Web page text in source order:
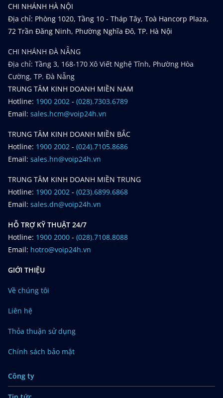
CHI NHÁNH HÀ NỘI
Địa chỉ: Phòng 1020, Tầng 10 - Tháp Tây, Toà Hancorp Plaza,
72 Trần Đăng Ninh, Phường Nghĩa Đô, TP. Hà Nội
CHI NHÁNH ĐÀ NẴNG
Địa chỉ: Tầng 3, 168-170 Xô Viết Nghệ Tĩnh, Phường Hòa
Cường, TP. Đà Nẵng
TRUNG TÂM KINH DOANH MIỀN NAM
Hotline: 1900 2002 - (028).7303.6789
Email: sales.hcm@voip24h.vn
TRUNG TÂM KINH DOANH MIỀN BẮC
Hotline: 1900 2002 - (024).7105.8686
Email: sales.hn@voip24h.vn
TRUNG TÂM KINH DOANH MIỀN TRUNG
Hotline: 1900 2002 - (023).6899.6868
Email: sales.dn@voip24h.vn
HỖ TRỢ KỸ THUẬT 24/7
Hotline: 1900 2000 - (028).7108.8088
Email: hotro@voip24h.vn
GIỚI THIỆU
Về chúng tôi
Liên hệ
Thỏa thuận sử dụng
Chính sách bảo mật
Công ty